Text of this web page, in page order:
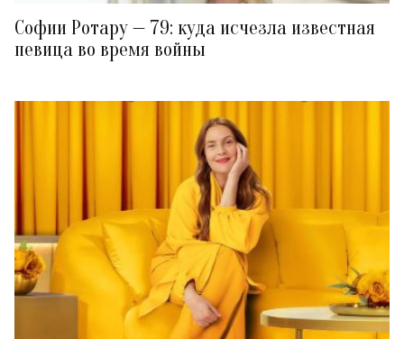
Софии Ротару — 79: куда исчезла известная
певица во время войны